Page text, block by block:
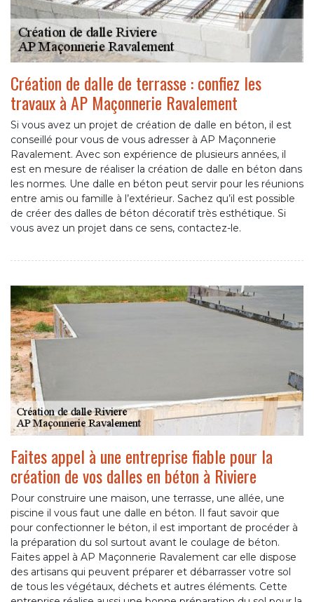
Création de dalle de terrasse : confiez les
travaux à AP Maçonnerie Ravalement
Si vous avez un projet de création de dalle en béton, il est
conseillé pour vous de vous adresser à AP Maçonnerie
Ravalement. Avec son expérience de plusieurs années, il
est en mesure de réaliser la création de dalle en béton dans
les normes. Une dalle en béton peut servir pour les réunions
entre amis ou famille à l’extérieur. Sachez qu’il est possible
de créer des dalles de béton décoratif très esthétique. Si
vous avez un projet dans ce sens, contactez-le.
Faites appel à une entreprise fiable pour la
création de vos dalles en béton à Riviere
Pour construire une maison, une terrasse, une allée, une
piscine il vous faut une dalle en béton. Il faut savoir que
pour confectionner le béton, il est important de procéder à
la préparation du sol surtout avant le coulage de béton.
Faites appel à AP Maçonnerie Ravalement car elle dispose
des artisans qui peuvent préparer et débarrasser votre sol
de tous les végétaux, déchets et autres éléments. Cette